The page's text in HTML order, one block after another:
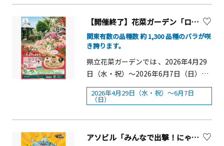
支社」■販売期間：2026年4月3日
（金）10：00～ ※売り切れ次第販売を
加費：無料■主催：(一社)寒川町観光協
会※内容は状況により変更となる場合
があります①10：00 までに「さむかわ
中央公園」集合。受付を済ませ「時の
に町内に散らばった「八つの時の場
所」を訪ねてそこに眠るキーワードを
見つける③キーワードが集まったら
「さむかわ中央公園」に戻り、答え合
のニーズが高く、また、湘南を拠点に
活動されている絵本作家も多い、湘南
蔦屋書店でも開催することとなりまし
た。えほん博 2026 概要■開催日程：
2026年5月2日（土）・3日（日・祝）
は17：30まで）■場所：湘南 蔦屋書店
■主催：湘南 蔦屋書店※「えほんマー
ケット」は、小雨決行・荒天中止。キ
南 蔦屋書店でヨシタケシンスケさんの
の前に海の再生を願う「Social Good
Yoga」や、お子様の感性を刺激するワ
ークショップ、モノを大切に受け継ぐ
喜びを味わう「&ldquo;プチ&rdquo;逗
子蚤の市」、そして富士山を望む絶景
など、お子様から大人まで楽しめる海
辺でゆったり楽しめる催しが多彩で
す。 初夏の日差し溢れる昼の活気か
ら、DJのサウンドが響くナイトタイム
まで、鎌倉・逗子エリアで「滞在型」
【開催終了】花菜ガーデン「ローズフェスティバル2026～春～」【平塚市】
関東有数の品種数 約 1,300 品種のバラが咲
き誇ります。
県立花菜ガーデンでは 、2026年4月29
日（水・祝）～2026年6月7日（日）の
期間、約1300品種が咲き誇る「ローズ
フェスティバル2026～春～」 を開催し
良の歴史を感じられえるように系統・
分類ごとに鑑賞することができます。
2026年4月29日（水・祝）～6月7日
（日）
アソビル「みんなで出撃！にゃんこ大戦争展」【横浜市】